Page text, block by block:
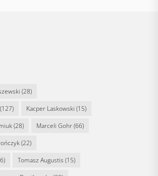
(28)
(127) Kacper Laskowski (15)
(28) Marceli Gohr(66)
(22)
Tomasz Augustis (15)